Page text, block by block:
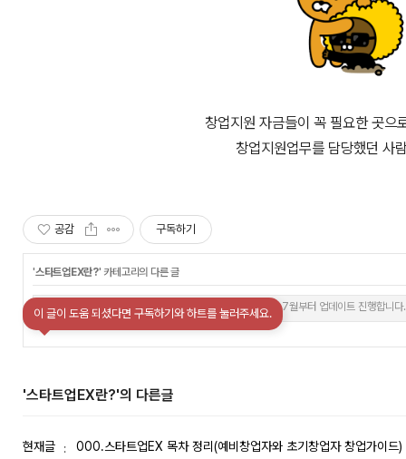
창업지원 자금들이 꼭 필요한 곳으
창업지원업무를 담당했던 사
공감 구독하기
'스타트업EX란?' 카테고리의 다른 글
스타트업EX_23년 7월부터 업데이트 진행합니다.
이 글이 도움 되셨다면 구독하기와 하트를 눌러주세요.
'스타트업EX란?'의 다른글
현재글 000.스타트업EX 목차 정리(예비창업자와 초기창업자 창업가이드)